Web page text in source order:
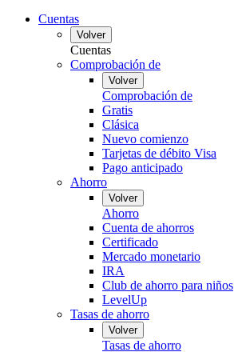
Cuentas
Volver
Cuentas
Comprobación de
Volver
Comprobación de
Gratis
Clásica
Nuevo comienzo
Tarjetas de débito Visa
Pago anticipado
Ahorro
Volver
Ahorro
Cuenta de ahorros
Certificado
Mercado monetario
IRA
Club de ahorro para niños
LevelUp
Tasas de ahorro
Volver
Tasas de ahorro